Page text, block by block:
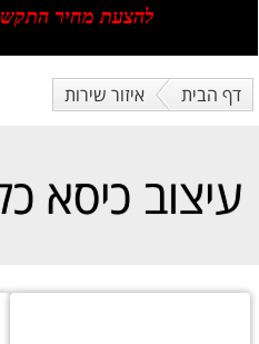
להצעת מחיר התקשרו: 050-
דף הבית איזור שירות
עיצוב כיסא